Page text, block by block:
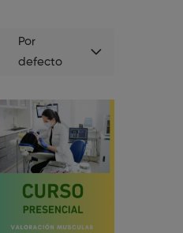
Por
defecto